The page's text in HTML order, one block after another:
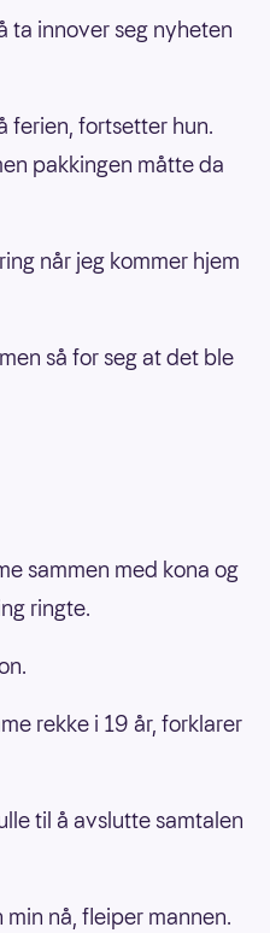
ta innover seg nyheten
ferien, fortsetter hun.
pakkingen måtte da
når jeg kommer hjem
så for seg at det ble
sammen med kona og
ringte.
rekke i 19 år, forklarer
til å avslutte samtalen
nå, fleiper mannen.